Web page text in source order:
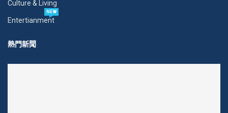
Culture & Living
Entertianment
NEW
熱門新聞